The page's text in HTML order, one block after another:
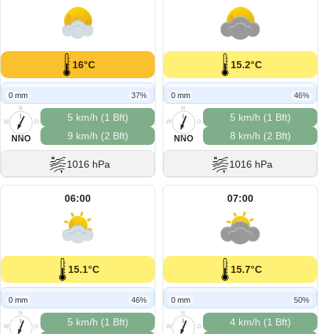
16°C
0 mm 37%
N
O
S
W
NNO
5 km/h (1 Bft)
9 km/h (2 Bft)
1016 hPa
15.2°C
0 mm 46%
N
O
S
W
NNO
5 km/h (1 Bft)
8 km/h (2 Bft)
1016 hPa
06:00
15.1°C
0 mm 46%
N
O
W
5 km/h (1 Bft)
07:00
15.7°C
0 mm 50%
N
O
W
4 km/h (1 Bft)